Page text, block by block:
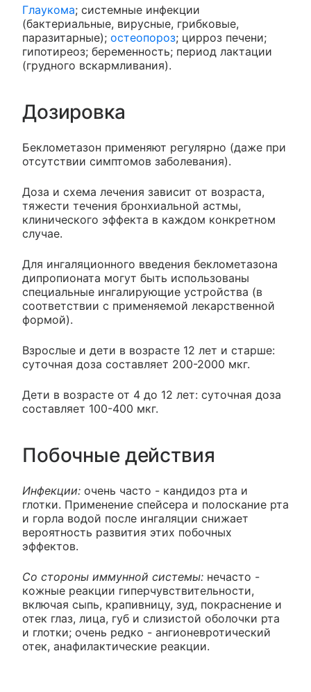
Глаукома; системные инфекции
(бактериальные, вирусные, грибковые,
паразитарные); остеопороз; цирроз печени;
гипотиреоз; беременность; период лактации
(грудного вскармливания).
Дозировка
Беклометазон применяют регулярно (даже при
отсутствии симптомов заболевания).
Доза и схема лечения зависит от возраста,
тяжести течения бронхиальной астмы,
клинического эффекта в каждом конкретном
случае.
Для ингаляционного введения беклометазона
дипропионата могут быть использованы
специальные ингалирующие устройства (в
соответствии с применяемой лекарственной
формой).
Взрослые и дети в возрасте 12 лет и старше:
суточная доза составляет 200-2000 мкг.
Дети в возрасте от 4 до 12 лет: суточная доза
составляет 100-400 мкг.
Побочные действия
Инфекции: очень часто - кандидоз рта и
глотки. Применение спейсера и полоскание рта
и горла водой после ингаляции снижает
вероятность развития этих побочных
эффектов.
Со стороны иммунной системы: нечасто -
кожные реакции гиперчувствительности,
включая сыпь, крапивницу, зуд, покраснение и
отек глаз, лица, губ и слизистой оболочки рта
и глотки; очень редко - ангионевротический
отек, анафилактические реакции.